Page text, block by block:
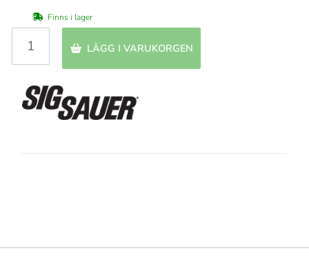
Finns i lager
LÄGG I VARUKORGEN